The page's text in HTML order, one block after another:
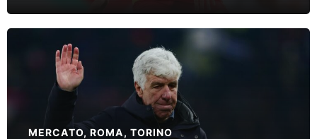
MERCATO,ROMA, TORINO